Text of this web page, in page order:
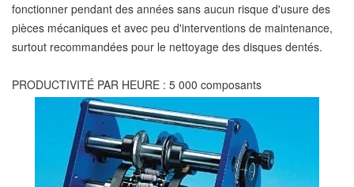
fonctionner pendant des années sans aucun risque d'usure des
pièces mécaniques et avec peu d'interventions de maintenance,
surtout recommandées pour le nettoyage des disques dentés.
PRODUCTIVITÉ PAR HEURE : 5 000 composants